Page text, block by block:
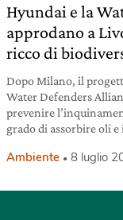
Hyundai e la
approdano a
ricco di
Dopo Milano, il
Water Defenders
prevenire
grado di assorbire oli
Ambiente 8 luglio